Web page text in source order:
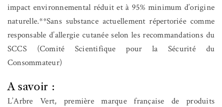
impact environnemental réduit et à 95% minimum d’origine
naturelle.**Sans substance actuellement répertoriée comme
responsable d’allergie cutanée selon les recommandations du
SCCS (Comité Scientifique pour la Sécurité du
Consommateur)
A savoir :
L’Arbre Vert, première marque française de produits